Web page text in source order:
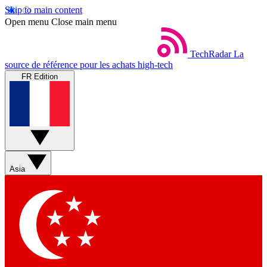
Skip to main content
Open menu Close main menu
TechRadar La
source de référence pour les achats high-tech
FR Edition
Asia